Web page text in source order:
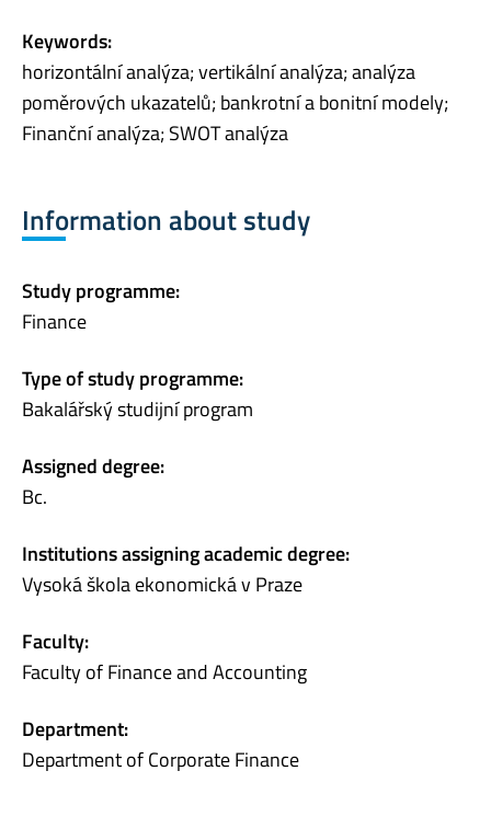
Keywords:
horizontální analýza; vertikální analýza; analýza
poměrových ukazatelů; bankrotní a bonitní modely;
Finanční analýza; SWOT analýza
Information about study
Study programme:
Finance
Type of study programme:
Bakalářský studijní program
Assigned degree:
Bc.
Institutions assigning academic degree:
Vysoká škola ekonomická v Praze
Faculty:
Faculty of Finance and Accounting
Department:
Department of Corporate Finance